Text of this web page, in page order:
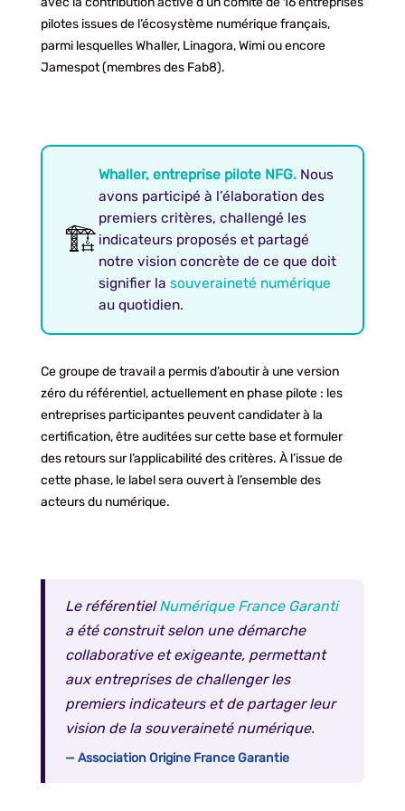
pilotes issues de l’écosystème numérique français,
parmi lesquelles Whaller, Linagora, Wimi ou encore
Jamespot (membres des Fab8).
🏗️
Whaller, entreprise pilote NFG. Nous
avons participé à l’élaboration des
premiers critères, challengé les
indicateurs proposés et partagé
notre vision concrète de ce que doit
signifier lasouveraineté numérique
au quotidien.
Ce groupe de travail a permis d’aboutir à une version
zéro du référentiel, actuellement en phase pilote : les
entreprises participantes peuvent candidater à la
certification, être auditées sur cette base et formuler
des retours sur l’applicabilité des critères. À l’issue de
cette phase, le label sera ouvert à l’ensemble des
acteurs du numérique.
Le référentielNumérique France Garanti
a été construit selon une démarche
collaborative et exigeante, permettant
aux entreprises de challenger les
premiers indicateurs et de partager leur
vision de la souveraineté numérique.
— Association Origine France Garantie